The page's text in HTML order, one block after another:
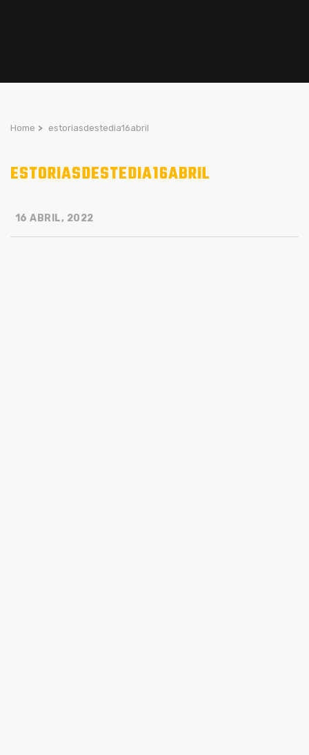
Home > estoriasdestedia16abril
ESTORIASDESTEDIA16ABRIL
16 ABRIL, 2022